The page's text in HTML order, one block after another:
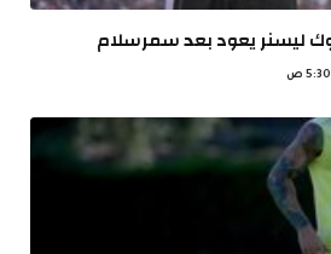
ليسنر يعود بعد سمرسلام